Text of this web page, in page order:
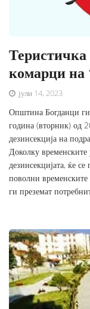
Теристичка
комарци на
јули 14, 2023
Општина Богданци ги
година (вторник) од
дезинсекција на
Доколку
дезинсекцијата, ќе
поволни временските
ги преземат